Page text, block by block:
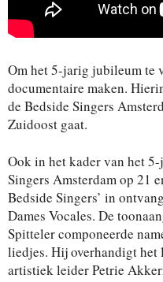
Om het 5-jarig jubileum te
documentaire maken.
de Bedside Singers
Zuidoost gaat.
Ook in het kader van het
Singers Amsterdam op 21
Bedside Singers’ in
Dames Vocales. De
Spitteler componeerde
liedjes. Hij overhandigt het
artistiek leider Petrie